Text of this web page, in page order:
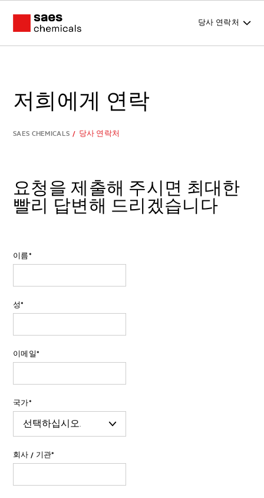
당사 연락처
저희에게 연락
SAES CHEMICALS / 당사 연락처
요청을 제출해 주시면 최대한
빨리 답변해 드리겠습니다
이름*
성*
이메일*
국가*
회사 / 기관*